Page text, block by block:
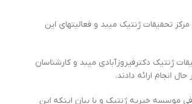
تحقیقات ژنتیک میبد و فعالیتهای این
ژنتیک دکترفیروزآبادی میبد و کارشناسان
انجام ارائه دادند.‌
موسسه خیریه ژنتیک و با بیان اینکه این